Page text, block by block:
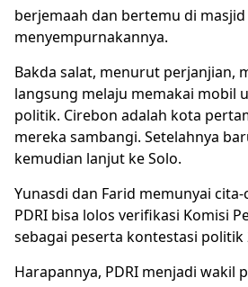
berjemaah dan bertemu di
menyempurnakannya.
Bakda salat, menurut perjanjian,
langsung melaju memakai mobil
politik. Cirebon adalah kota
mereka sambangi. Setelahnya
kemudian lanjut ke Solo.
Yunasdi dan Farid memunyai
PDRI bisa lolos verifikasi Komisi
sebagai peserta kontestasi politik
Harapannya, PDRI menjadi wakil